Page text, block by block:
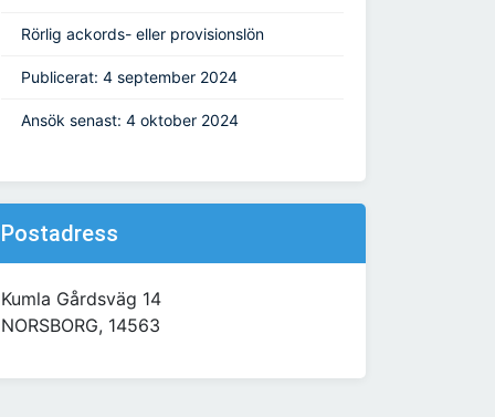
Rörlig ackords- eller provisionslön
Publicerat: 4 september 2024
Ansök senast: 4 oktober 2024
Postadress
Kumla Gårdsväg 14
NORSBORG, 14563